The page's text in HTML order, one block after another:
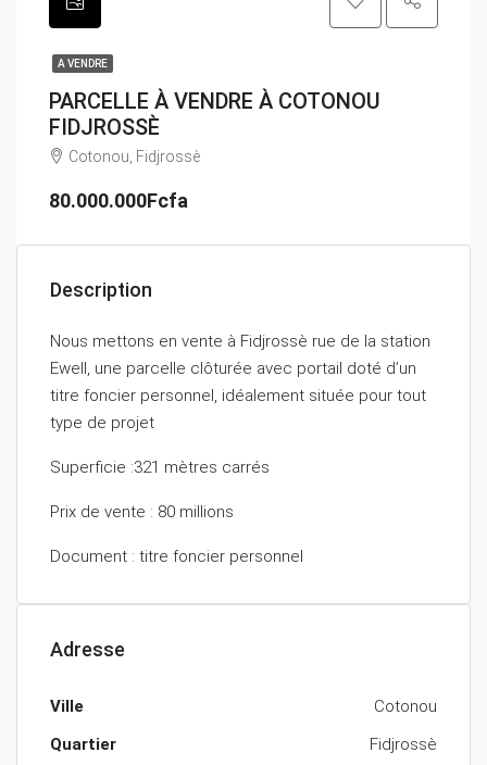
A VENDRE
PARCELLE À VENDRE À COTONOU
FIDJROSSÈ
Cotonou, Fidjrossè
80.000.000Fcfa
Description
Nous mettons en vente à Fidjrossè rue de la station
Ewell, une parcelle clôturée avec portail doté d’un
titre foncier personnel, idéalement située pour tout
type de projet
Superficie :321 mètres carrés
Prix de vente : 80 millions
Document : titre foncier personnel
Adresse
Ville
Cotonou
Quartier
Fidjrossè